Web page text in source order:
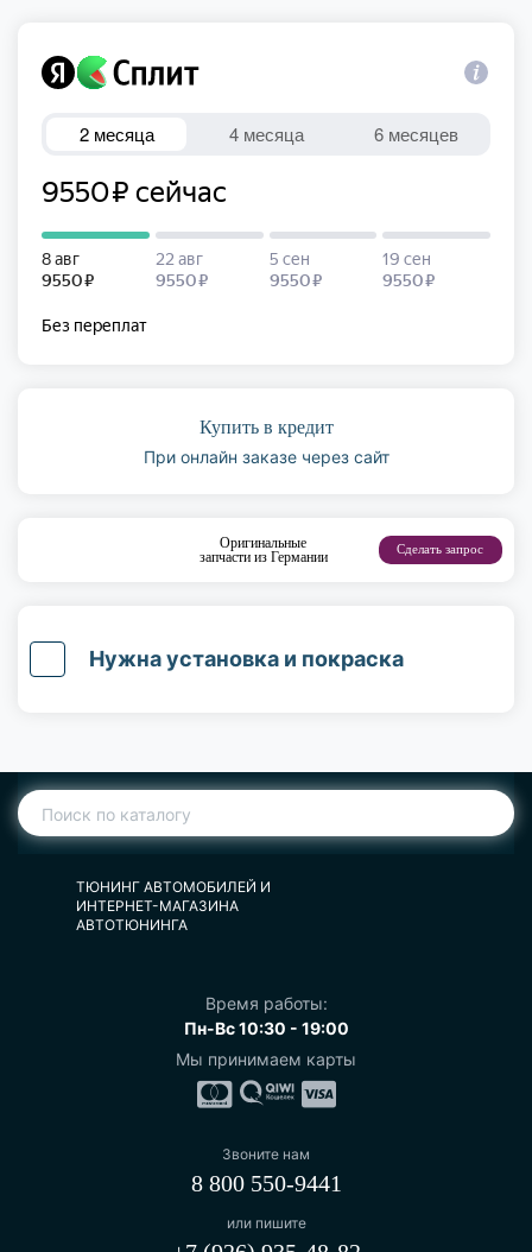
Купить в кредит
При онлайн заказе через сайт
Оригинальные
запчасти из Германии
Сделать запрос
Нужна установка и покраска
ТЮНИНГ АВТОМОБИЛЕЙ И
ИНТЕРНЕТ-МАГАЗИНА
АВТОТЮНИНГА
Время работы:
Пн-Вс 10:30 - 19:00
Мы принимаем карты
Звоните нам
8 800 550-9441
или пишите